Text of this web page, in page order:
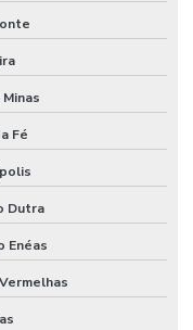
Fé
Dutra
Enéas